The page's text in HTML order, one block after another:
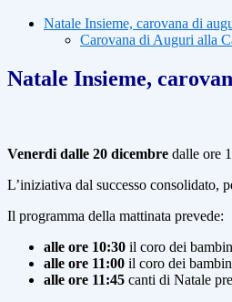
Natale Insieme, carovana di
Carovana di Auguri alla
Natale Insieme,
Venerdi dalle 20 dicembre dalle ore
L’iniziativa dal successo consolidato,
Il programma della mattinata prevede:
alle ore 10:30 il coro dei
alle ore 11:00 il coro dei
alle ore 11:45 canti di Natale